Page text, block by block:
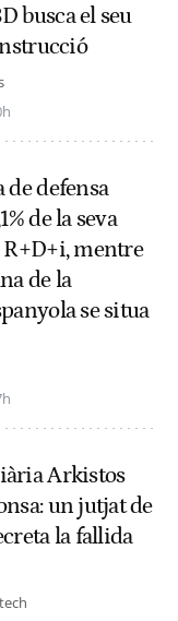
busca el seu
defensa
de la seva
mentre
de la
se situa
Arkistos
un jutjat de
la fallida